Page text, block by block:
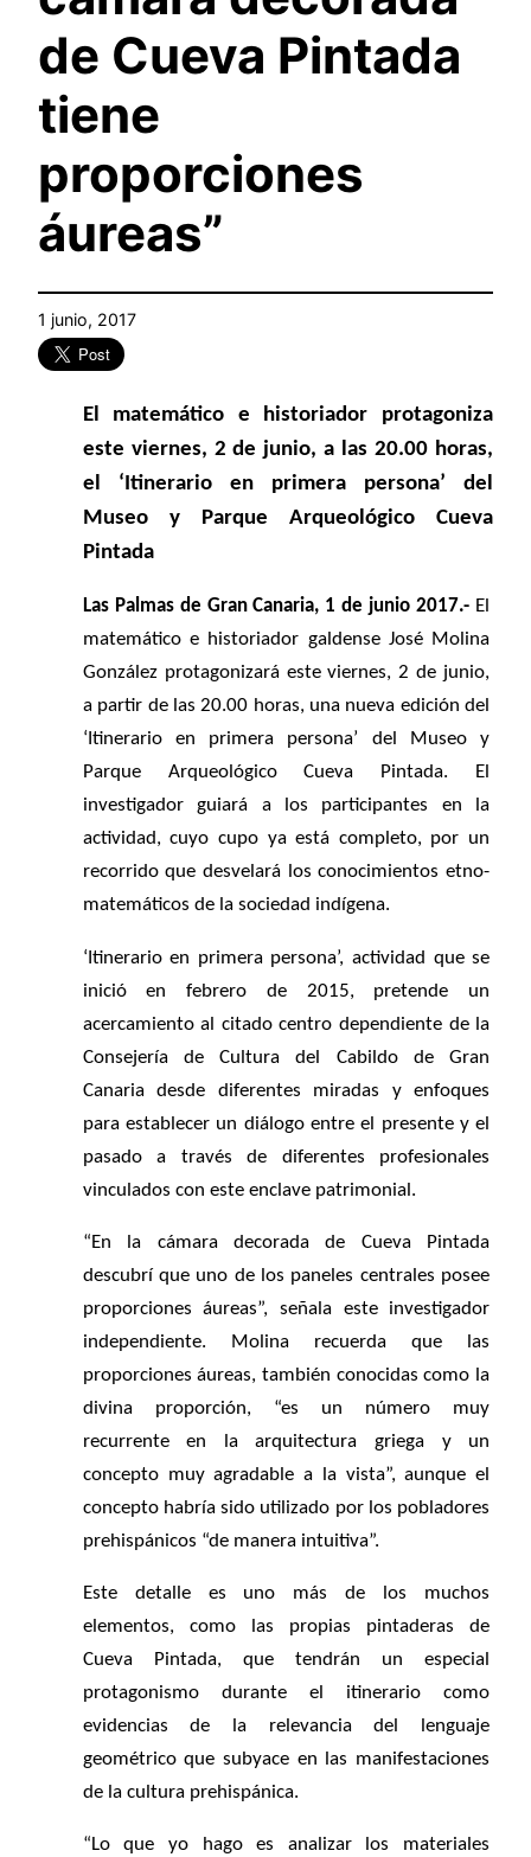
de Cueva Pintada
tiene
proporciones
áureas”
1 junio, 2017
El matemático e historiador protagoniza
este viernes, 2 de junio, a las 20.00 horas,
el ‘Itinerario en primera persona’ del
Museo y Parque Arqueológico Cueva
Pintada
Las Palmas de Gran Canaria, 1 de junio 2017.- El
matemático e historiador galdense José Molina
González protagonizará este viernes, 2 de junio,
a partir de las 20.00 horas, una nueva edición del
‘Itinerario en primera persona’ del Museo y
Parque Arqueológico Cueva Pintada. El
investigador guiará a los participantes en la
actividad, cuyo cupo ya está completo, por un
recorrido que desvelará los conocimientos etno-
matemáticos de la sociedad indígena.
‘Itinerario en primera persona’, actividad que se
inició en febrero de 2015, pretende un
acercamiento al citado centro dependiente de la
Consejería de Cultura del Cabildo de Gran
Canaria desde diferentes miradas y enfoques
para establecer un diálogo entre el presente y el
pasado a través de diferentes profesionales
vinculados con este enclave patrimonial.
“En la cámara decorada de Cueva Pintada
descubrí que uno de los paneles centrales posee
proporciones áureas”, señala este investigador
independiente. Molina recuerda que las
proporciones áureas, también conocidas como la
divina proporción, “es un número muy
recurrente en la arquitectura griega y un
concepto muy agradable a la vista”, aunque el
concepto habría sido utilizado por los pobladores
prehispánicos “de manera intuitiva”.
Este detalle es uno más de los muchos
elementos, como las propias pintaderas de
Cueva Pintada, que tendrán un especial
protagonismo durante el itinerario como
evidencias de la relevancia del lenguaje
geométrico que subyace en las manifestaciones
de la cultura prehispánica.
“Lo que yo hago es analizar los materiales